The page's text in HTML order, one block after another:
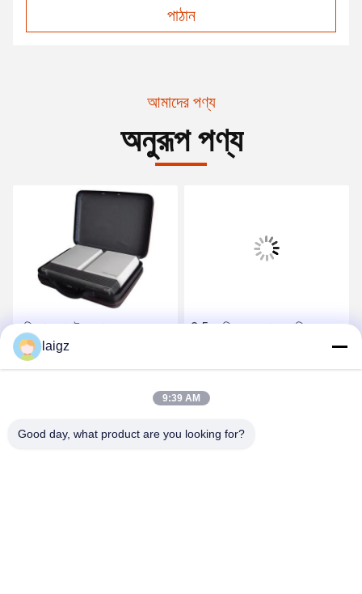
পাঠান
আমাদের পণ্য
অনুরূপ পণ্য
বুদ্ধিমান মোবাইল ফোন সংকেত
জ্যামার হালকা ওজন 4 জি এবং
ওয়াইফাই জ্যামিং সংকেত
3.5 কেজি সেল ফোন জ্যামিং
ডিভাইস, পাওয়ার সাপ্লাই 220VAC
সহ সেল ফোন এবং ওয়াইফাই জ্যামার
laigz
9:39 AM
Good day, what product are you looking for?